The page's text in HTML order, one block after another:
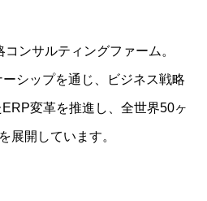
ンサルティングファーム。
シップを通じ、ビジネス戦略
変革を推進し、全世界50ヶ
展開しています。